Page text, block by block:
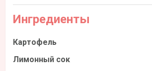
Ингредиенты
Картофель
Лимонный сок